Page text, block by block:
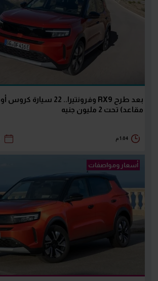
مقاعد) تحت 2 مليون جنيه
1:04 م
أسعار ومواصفات